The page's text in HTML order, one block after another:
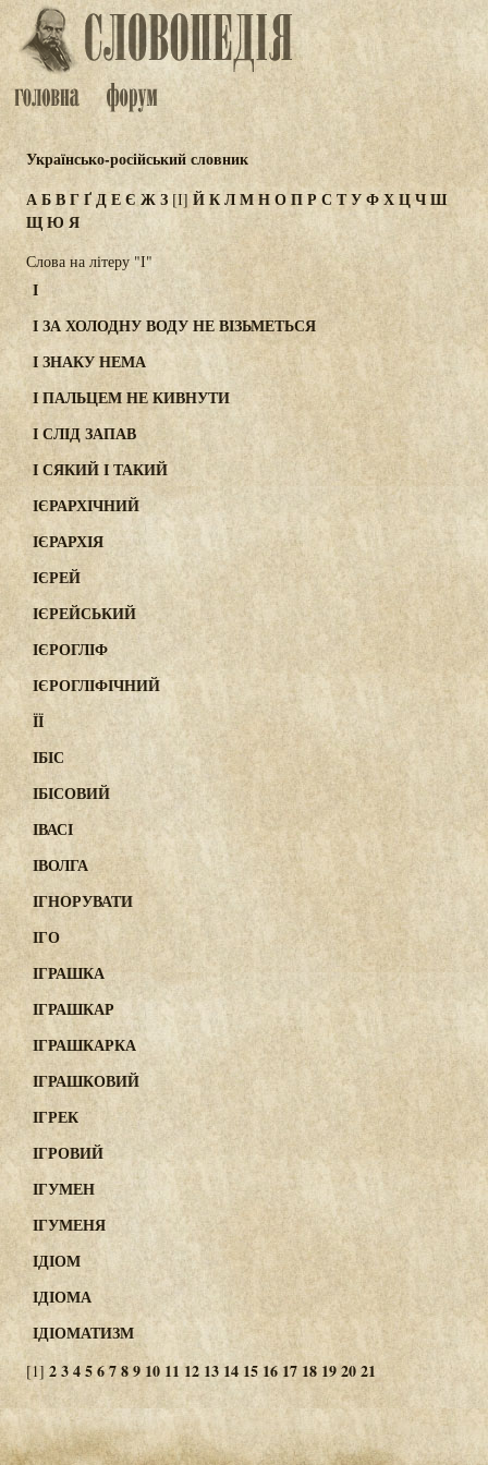
Українсько-російський словник
АБВГҐДЕЄ ЖЗ [І]ЙКЛМНОПР С ТУФХЦЧШ
ЩЮ Я
Слова на літеру "І"
І
І ЗА ХОЛОДНУ ВОДУ НЕ ВІЗЬМЕТЬСЯ
І ЗНАКУ НЕМА
І ПАЛЬЦЕМ НЕ КИВНУТИ
І СЛІД ЗАПАВ
І СЯКИЙ І ТАКИЙ
ІЄРАРХІЧНИЙ
ІЄРАРХІЯ
ІЄРЕЙ
ІЄРЕЙСЬКИЙ
ІЄРОГЛІФ
ІЄРОГЛІФІЧНИЙ
ЇЇ
ІБІС
ІБІСОВИЙ
ІВАСІ
ІВОЛГА
ІГНОРУВАТИ
ІГО
ІГРАШКА
ІГРАШКАР
ІГРАШКАРКА
ІГРАШКОВИЙ
ІГРЕК
ІГРОВИЙ
ІГУМЕН
ІГУМЕНЯ
ІДІОМ
ІДІОМА
ІДІОМАТИЗМ
[1] 23456789 10 11 12 1314 1516 17 18 192021